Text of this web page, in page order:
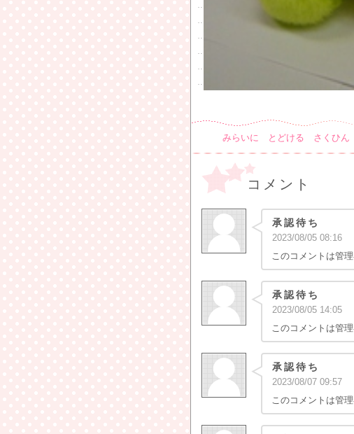
みらいに とどける さくひん
コメント
承認待ち
2023/08/05 08:16
このコメントは管
承認待ち
2023/08/05 14:05
このコメントは管
承認待ち
2023/08/07 09:57
このコメントは管